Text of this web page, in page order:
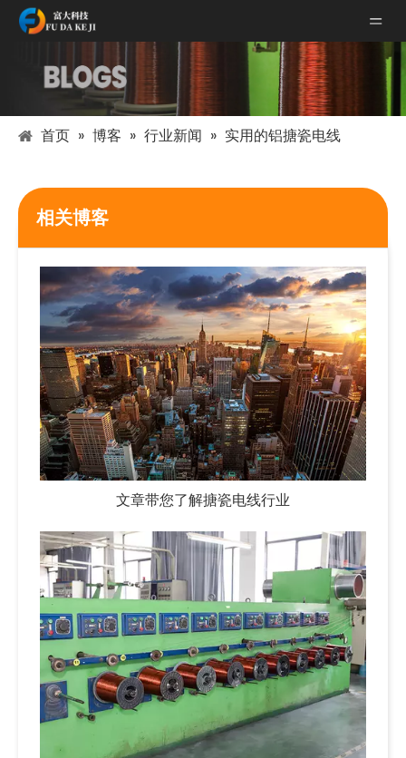
首页 » 博客 » 行业新闻 » 实用的铝搪瓷电线
相关博客
文章带您了解搪瓷电线行业